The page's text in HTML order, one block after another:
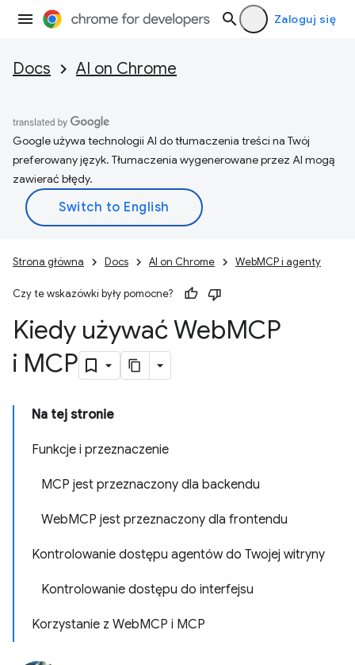
Zaloguj się
Docs AI on Chrome
Google używa technologii AI do tłumaczenia treści na Twój
preferowany język. Tłumaczenia wygenerowane przez AI mogą
zawierać błędy.
Strona główna Docs AI on Chrome WebMCP i agenty
Czy te wskazówki były pomocne?
Kiedy używać WebMCP
i MCP
Na tej stronie
Funkcje i przeznaczenie
MCP jest przeznaczony dla backendu
WebMCP jest przeznaczony dla frontendu
Kontrolowanie dostępu agentów do Twojej witryny
Kontrolowanie dostępu do interfejsu
Korzystanie z WebMCP i MCP